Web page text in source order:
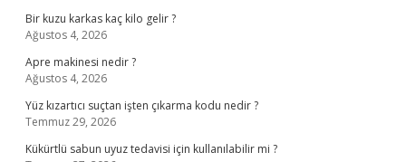
Bir kuzu karkas kaç kilo gelir ?
Ağustos 4, 2026
Apre makinesi nedir ?
Ağustos 4, 2026
Yüz kızartıcı suçtan işten çıkarma kodu nedir ?
Temmuz 29, 2026
Kükürtlü sabun uyuz tedavisi için kullanılabilir mi ?